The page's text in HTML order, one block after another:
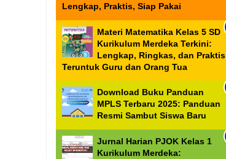
Lengkap, Praktis, Siap Pakai
Materi Matematika Kelas 5 SD
Kurikulum Merdeka Terkini:
Lengkap, Ringkas, dan Praktis
Teruntuk Guru dan Orang Tua
Download Buku Panduan
MPLS Terbaru 2025: Panduan
Resmi Sambut Siswa Baru
Jurnal Harian PJOK Kelas 1
Kurikulum Merdeka: